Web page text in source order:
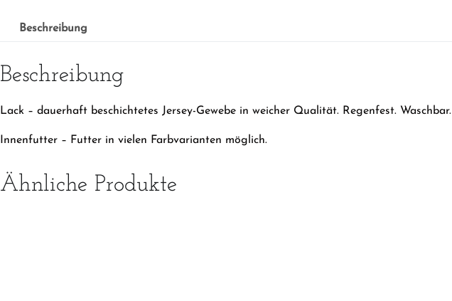
Beschreibung
Beschreibung
Lack – dauerhaft beschichtetes Jersey-Gewebe in weicher Qualität. Regenfest. Waschbar.
Innenfutter – Futter in vielen Farbvarianten möglich.
Ähnliche Produkte